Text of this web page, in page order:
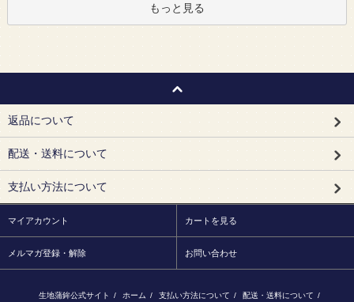
もっと見る
返品について
配送・送料について
支払い方法について
マイアカウント カートを見る
メルマガ登録・解除 お問い合わせ
生地蒲鉾公式サイト / ホーム / 支払い方法について / 配送・送料について /